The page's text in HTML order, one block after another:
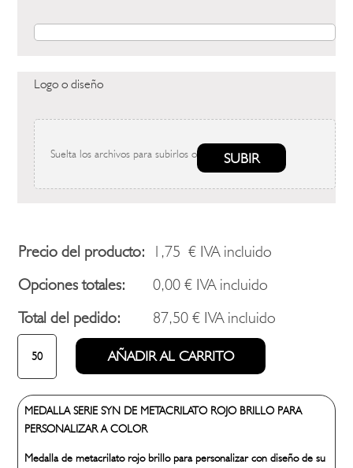
Logo o diseño
Suelta los archivos para subirlos o SUBIR
Precio del producto: 1,75€ IVA incluido
Opciones totales:
0,00€ IVA incluido
Total del pedido:
87,50€ IVA incluido
MEDALLA
SERIE
SYN
METACRILATO
ROJO
cantidad
AÑADIR AL CARRITO
MEDALLA SERIE SYN DE METACRILATO ROJO BRILLO PARA
PERSONALIZAR A COLOR
Medalla de metacrilato rojo brillo para personalizar con diseño de su